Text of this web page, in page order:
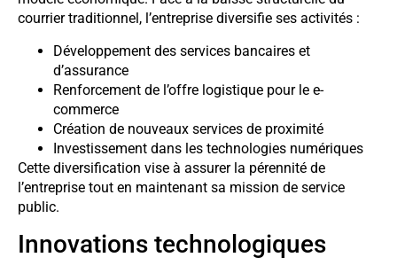
courrier traditionnel, l’entreprise diversifie ses activités :
Développement des services bancaires et
d’assurance
Renforcement de l’offre logistique pour le e-
commerce
Création de nouveaux services de proximité
Investissement dans les technologies numériques
Cette diversification vise à assurer la pérennité de
l’entreprise tout en maintenant sa mission de service
public.
Innovations technologiques